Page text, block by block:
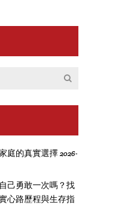
庭的真實選擇 2026-
己勇敢一次嗎？找
心路歷程與生存指